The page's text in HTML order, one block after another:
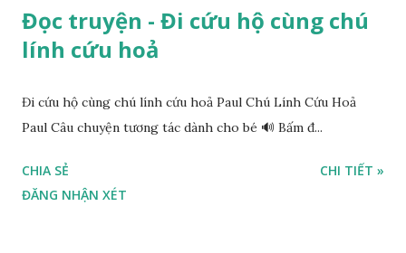
Đọc truyện - Đi cứu hộ cùng chú
lính cứu hoả
Đi cứu hộ cùng chú lính cứu hoả Paul Chú Lính Cứu Hoả
Paul Câu chuyện tương tác dành cho bé 🔊 Bấm đ...
CHIA SẺ
ĐĂNG NHẬN XÉT
CHI TIẾT »